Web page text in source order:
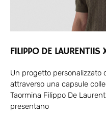
FILIPPO DE LAURENTIIS
Un progetto personalizzato
attraverso una capsule
Taormina Filippo De
presentano